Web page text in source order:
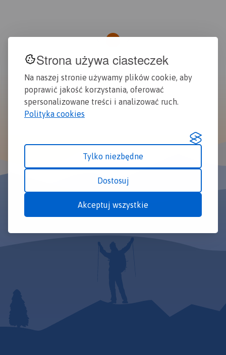
Strona używa ciasteczek
Na naszej stronie używamy plików cookie, aby
poprawić jakość korzystania, oferować
spersonalizowane treści i analizować ruch.
Polityka cookies
Tylko niezbędne
Dostosuj
Akceptuj wszystkie
1